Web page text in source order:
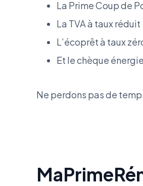
La Prime Coup de
La TVA à taux réduit
L’écoprêt à taux
Et le chèque
Ne perdons pas de